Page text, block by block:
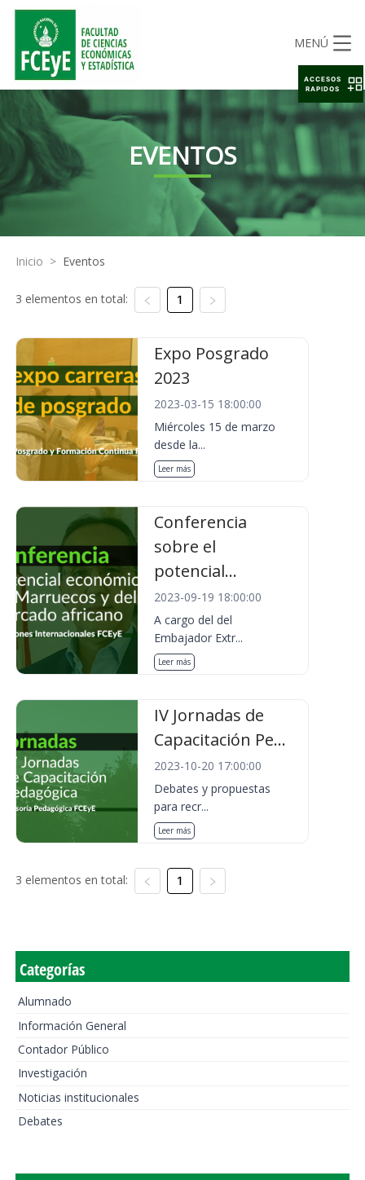
MENÚ
EVENTOS
Inicio > Eventos
3 elementos en total: 1
Expo Posgrado
2023
2023-03-15 18:00:00
Miércoles 15 de marzo
desde la...
Leer más
Conferencia
sobre el
potencial...
2023-09-19 18:00:00
A cargo del del
Embajador Extr...
Leer más
IV Jornadas de
Capacitación Pe...
2023-10-20 17:00:00
Debates y propuestas
para recr...
Leer más
3 elementos en total: 1
Categorías
Alumnado
Información General
Contador Público
Investigación
Noticias institucionales
Debates
ACCESOS
RAPIDOS